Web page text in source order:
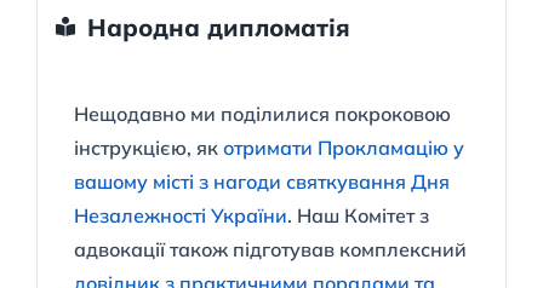
Народна дипломатія
Нещодавно ми поділилися покроковою
інструкцією, як отримати Прокламацію у
вашому місті з нагоди святкування Дня
Незалежності України. Наш Комітет з
адвокації також підготував комплексний
довідник з практичними порадами та